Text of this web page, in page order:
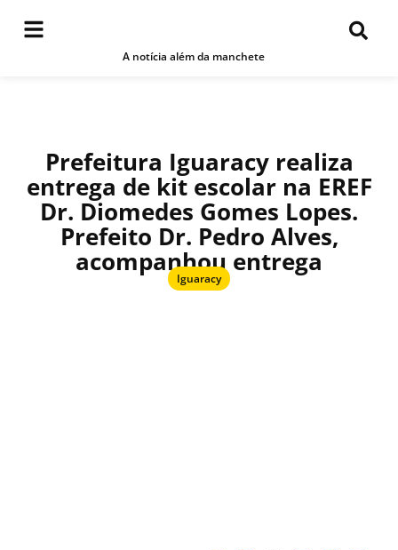
A notícia além da manchete
Prefeitura Iguaracy realiza
entrega de kit escolar na EREF
Dr. Diomedes Gomes Lopes.
Prefeito Dr. Pedro Alves,
acompanhou entrega
Iguaracy